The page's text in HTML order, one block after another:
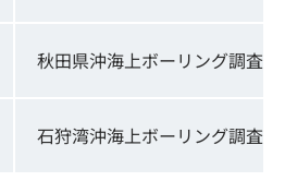
秋田県沖海上ボーリング調査
石狩湾沖海上ボーリング調査